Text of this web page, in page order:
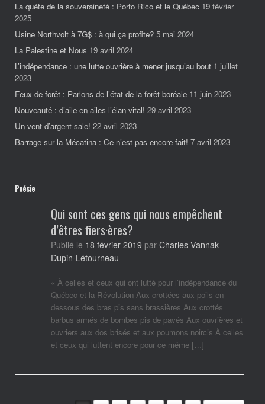
La quête de la souveraineté : Porto Rico et le Québec 19 février
2025
Usine Northvolt à 7G$ : à qui ça profite? 5 mai 2024
La Palestine et Nous 19 avril 2024
L’indépendance : une lutte ouvrière à mener jusqu’au bout 1 juillet
2023
Feux de forêt : Parlons de l’état de la forêt boréale 11 juin 2023
Nouveauté : d’aile en ailes l’élan vital! 29 avril 2023
Un vent d’argent sale! 22 avril 2023
Barrage sur la Mécatina : Ce n’est pas encore fait! 7 avril 2023
Poésie
Qui sont ces gens qui nous empêchent
d’êtres fiers·ères?
Publié le 18 février 2019 par Charles-Vannak
Dupin-Létourneau
« À celles et ceux qui ont lutté pour l’indépendance du
Québec et la Révolution Aux crottées aux poils en-
dessous des bras pis sans brassières Aux crottés
barbus armés de bombes pis de pavés Aux ouvrières et
ouvriers aux dos brisés et aux poumons noircis À celles
et ceux qui luttent encore pour ce même […]